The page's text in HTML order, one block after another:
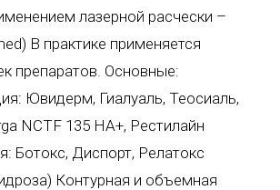
лазерной расчески –
В практике применяется
препаратов. Основные:
Ювидерм, Гиалуаль, Теосиаль,
NCTF 135 HA+, Рестилайн
Ботокс, Диспорт, Релатокс
Контурная и объемная